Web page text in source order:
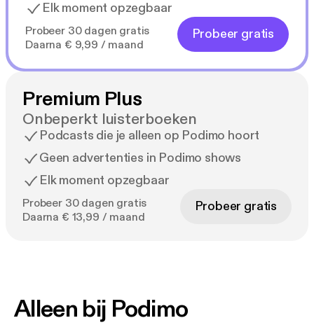
Elk moment opzegbaar
Probeer 30 dagen gratis
Daarna € 9,99 / maand
Probeer gratis
Premium Plus
Onbeperkt luisterboeken
Podcasts die je alleen op Podimo hoort
Geen advertenties in Podimo shows
Elk moment opzegbaar
Probeer 30 dagen gratis
Daarna € 13,99 / maand
Probeer gratis
Alleen bij Podimo